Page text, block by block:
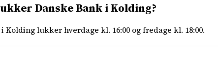
Danske Bank i Kolding?
Kolding lukker hverdage kl. 16:00 og fredage kl. 18:00.